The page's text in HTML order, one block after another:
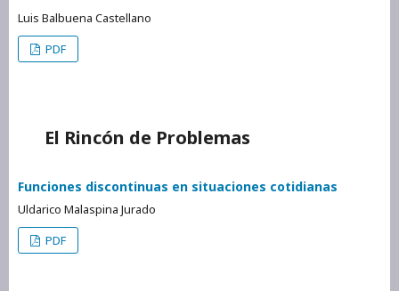
Luis Balbuena Castellano
PDF
El Rincón de Problemas
Funciones discontinuas en situaciones cotidianas
Uldarico Malaspina Jurado
PDF